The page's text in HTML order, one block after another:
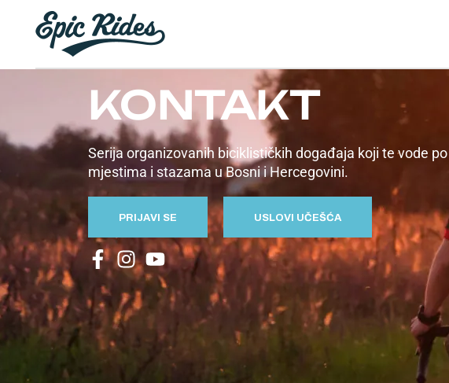
KONTAKT
Serija organizovanih biciklističkih događaja koji te vode
mjestima i stazama u Bosni i Hercegovini.
PRIJAVI SE USLOVI UČEŠĆA